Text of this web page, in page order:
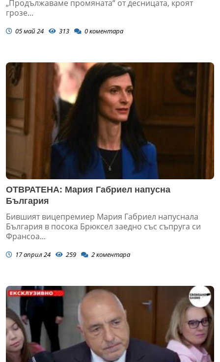
„Продължаваме промяната“ от десницата, кроят
грозе...
05 май 24 313 0коментара
ОТВРАТЕНА: Мария Габриел напусна
България
Бившият вицепремиер Мария Габриел напуснала
България в посока Брюксел заедно със съпруга си
Франсоа...
17 април 24 259 2коментара